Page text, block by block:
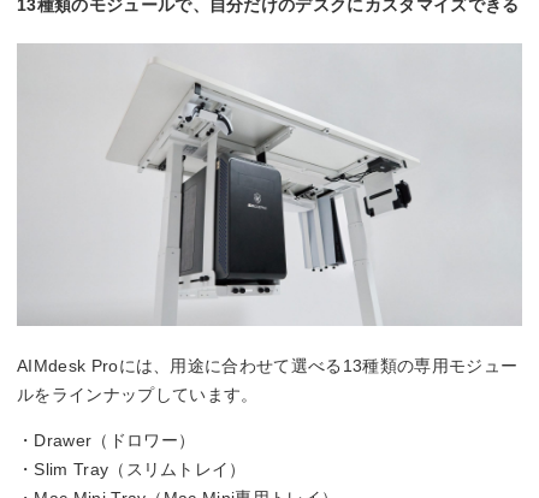
13種類のモジュールで、自分だけのデスクにカスタマイズできる
AIMdesk Proには、用途に合わせて選べる13種類の専用モジュー
ルをラインナップしています。
・Drawer（ドロワー）
・Slim Tray（スリムトレイ）